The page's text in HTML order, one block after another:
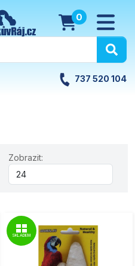
0
737 520 104
Zobrazit:
SKLADEM